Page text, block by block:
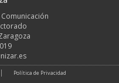
Política de Privacidad